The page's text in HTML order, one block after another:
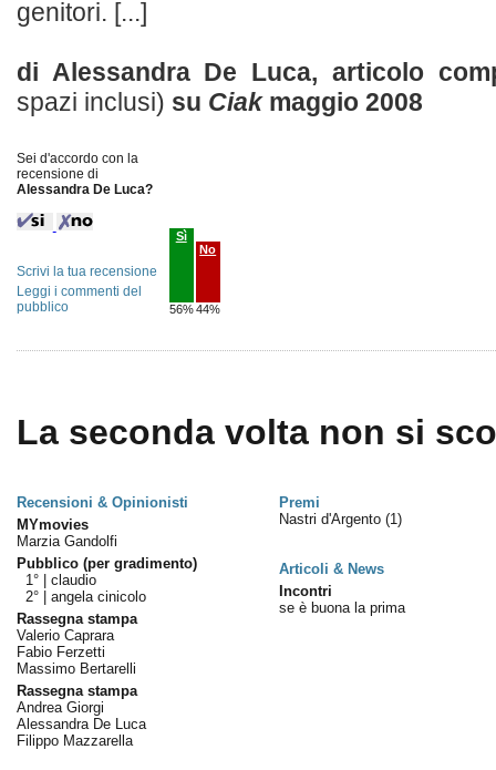
genitori. [...]
di Alessandra De Luca, articolo
spazi inclusi) su Ciakmaggio 2008
Sei d'accordo con la
recensione di
Alessandra De Luca?
Sì
56%
No
44%
Scrivi la tua recensione
Leggi i commenti del
pubblico
La seconda volta non si
Recensioni & Opinionisti
Premi
MYmovies
Marzia Gandolfi
Pubblico (per gradimento)
1° | claudio
2° | angela cinicolo
Rassegna stampa
Valerio Caprara
Fabio Ferzetti
Massimo Bertarelli
Rassegna stampa
Andrea Giorgi
Alessandra De Luca
Filippo Mazzarella
Nastri d'Argento (1)
Articoli & News
Incontri
se è buona la prima